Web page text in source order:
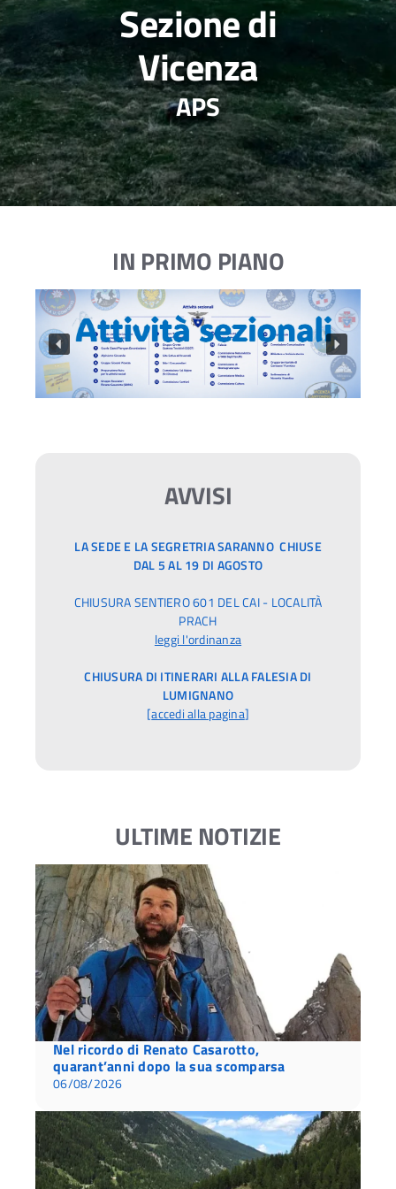
Sezione di
Vicenza
APS
IN PRIMO PIANO
AVVISI
LA SEDE E LA SEGRETRIA SARANNO CHIUSE
DAL 5 AL 19 DI AGOSTO
CHIUSURA SENTIERO 601 DEL CAI - LOCALITÀ
PRACH
leggi l'ordinanza
CHIUSURA DI ITINERARI ALLA FALESIA DI
LUMIGNANO
[accedi alla pagina]
ULTIME NOTIZIE
Nel ricordo di Renato Casarotto,
quarant’anni dopo la sua scomparsa
06/08/2026